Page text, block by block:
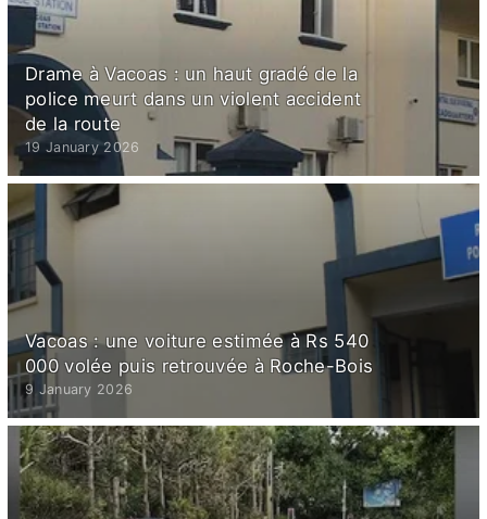
Drame à Vacoas : un haut gradé de la
police meurt dans un violent accident
de la route
19 January 2026
Vacoas : une voiture estimée à Rs 540
000 volée puis retrouvée à Roche-Bois
9 January 2026